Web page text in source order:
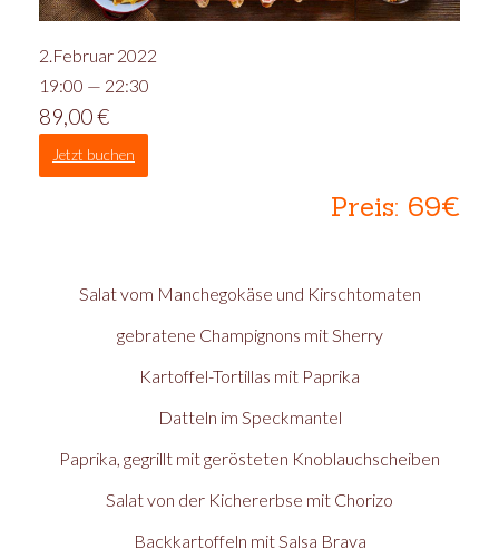
Preis: 69€
Salat vom Manchegokäse und Kirschtomaten
gebratene Champignons mit Sherry
Kartoffel-Tortillas mit Paprika
Datteln im Speckmantel
Paprika, gegrillt mit gerösteten Knoblauchscheiben
Salat von der Kichererbse mit Chorizo
Backkartoffeln mit Salsa Brava
2.Februar 2022
19:00 — 22:30
89,00€
Jetzt buchen